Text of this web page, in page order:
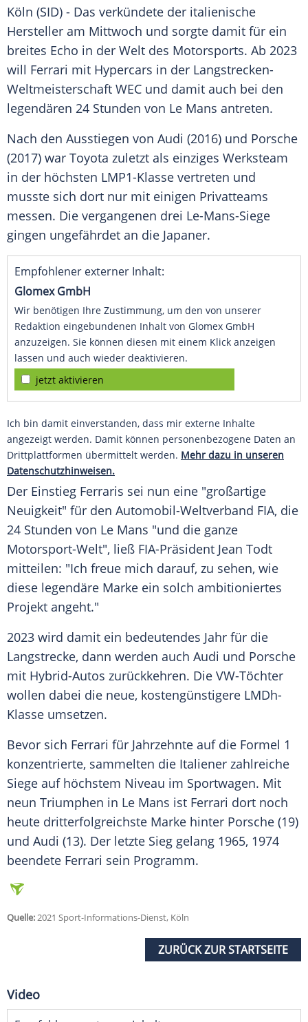
Köln (SID) - Das verkündete der italienische
Hersteller am Mittwoch und sorgte damit für ein
breites Echo in der Welt des Motorsports. Ab 2023
will Ferrari mit Hypercars in der Langstrecken-
Weltmeisterschaft WEC und damit auch bei den
legendären 24 Stunden von Le Mans antreten.
Nach den Ausstiegen von Audi (2016) und Porsche
(2017) war Toyota zuletzt als einziges Werksteam
in der höchsten LMP1-Klasse vertreten und
musste sich dort nur mit einigen Privatteams
messen. Die vergangenen drei Le-Mans-Siege
gingen ungefährdet an die Japaner.
Empfohlener externer Inhalt:
Glomex GmbH
Wir benötigen Ihre Zustimmung, um den von unserer
Redaktion eingebundenen Inhalt von Glomex GmbH
anzuzeigen. Sie können diesen mit einem Klick anzeigen
lassen und auch wieder deaktivieren.
jetzt aktivieren
Ich bin damit einverstanden, dass mir externe Inhalte
angezeigt werden. Damit können personenbezogene Daten an
Drittplattformen übermittelt werden. Mehr dazu in unseren
Datenschutzhinweisen.
Der Einstieg Ferraris sei nun eine "großartige
Neuigkeit" für den Automobil-Weltverband FIA, die
24 Stunden von Le Mans "und die ganze
Motorsport-Welt", ließ FIA-Präsident Jean Todt
mitteilen: "Ich freue mich darauf, zu sehen, wie
diese legendäre Marke ein solch ambitioniertes
Projekt angeht."
2023 wird damit ein bedeutendes Jahr für die
Langstrecke, dann werden auch Audi und Porsche
mit Hybrid-Autos zurückkehren. Die VW-Töchter
wollen dabei die neue, kostengünstigere LMDh-
Klasse umsetzen.
Bevor sich Ferrari für Jahrzehnte auf die Formel 1
konzentrierte, sammelten die Italiener zahlreiche
Siege auf höchstem Niveau im Sportwagen. Mit
neun Triumphen in Le Mans ist Ferrari dort noch
heute dritterfolgreichste Marke hinter Porsche (19)
und Audi (13). Der letzte Sieg gelang 1965, 1974
beendete Ferrari sein Programm.
Quelle:2021 Sport-Informations-Dienst, Köln
ZURÜCK ZUR STARTSEITE
Video